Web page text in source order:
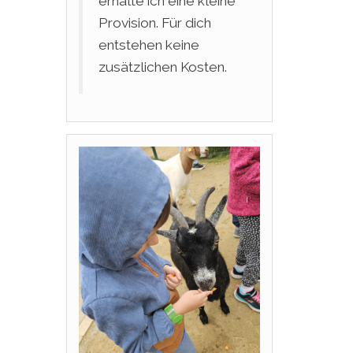
Provision. Für dich
entstehen keine
zusätzlichen Kosten.